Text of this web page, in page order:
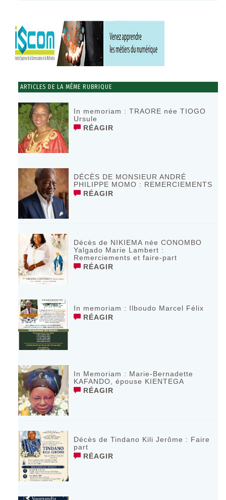
ARTICLES DE LA MÊME RUBRIQUE
In memoriam : TRAORE née TIOGO
Ursule
RÉAGIR
DÉCÈS DE MONSIEUR ANDRÉ
PHILIPPE MOMO : REMERCIEMENTS
RÉAGIR
Décès de NIKIEMA née CONOMBO
Yalgado Marie Lambert :
Remerciements et faire-part
RÉAGIR
In memoriam : Ilboudo Marcel Félix
RÉAGIR
In Memoriam : Marie-Bernadette
KAFANDO, épouse KIENTEGA
RÉAGIR
Décès de Tindano Kili Jerôme : Faire
part
RÉAGIR